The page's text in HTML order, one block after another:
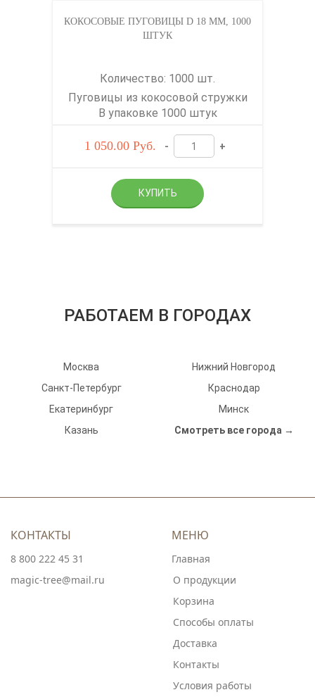
КОКОСОВЫЕ ПУГОВИЦЫ D 18 ММ, 1000
ШТУК
Количество: 1000 шт.
Пуговицы из кокосовой стружки
В упаковке 1000 штук
1 050.00 Руб. - +
РАБОТАЕМ В ГОРОДАХ
Москва
Санкт-Петербург
Екатеринбург
Казань
Нижний Новгород
Краснодар
Минск
Смотреть все города →
КОНТАКТЫ
8 800 222 45 31
magic-tree@mail.ru
МЕНЮ
Главная
О продукции
Корзина
Способы оплаты
Доставка
Контакты
Условия работы